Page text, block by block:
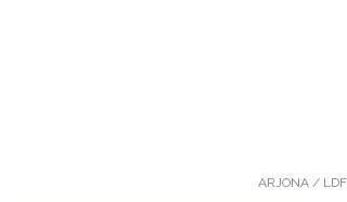
ARJONA / LDF